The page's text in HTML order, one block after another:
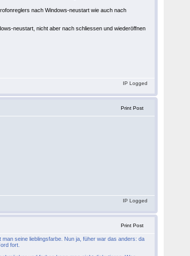
nach Windows-neustart wie auch nach
neustart, nicht aber nach schliessen und wiederöffnen
IP Logged
Print Post
IP Logged
Print Post
seine lieblingsfarbe. Nun ja, füher war das anders: da
fort.